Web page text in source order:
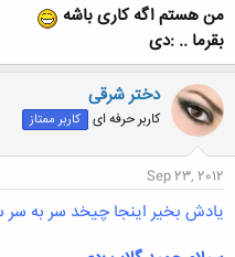
من هستم اگه کاری باشه
بقرما .. :دی
دختر شرقی
کاربر حرفه ای کاربر ممتاز
Sep 23, 2012
یادش بخیر اینجا چیخد سر به